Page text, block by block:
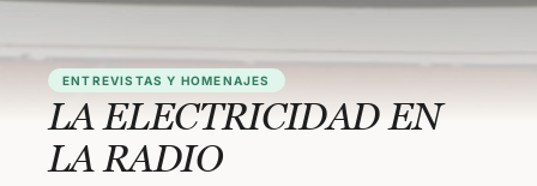
ENTREVISTAS Y HOMENAJES
LA ELECTRICIDAD EN
LA RADIO